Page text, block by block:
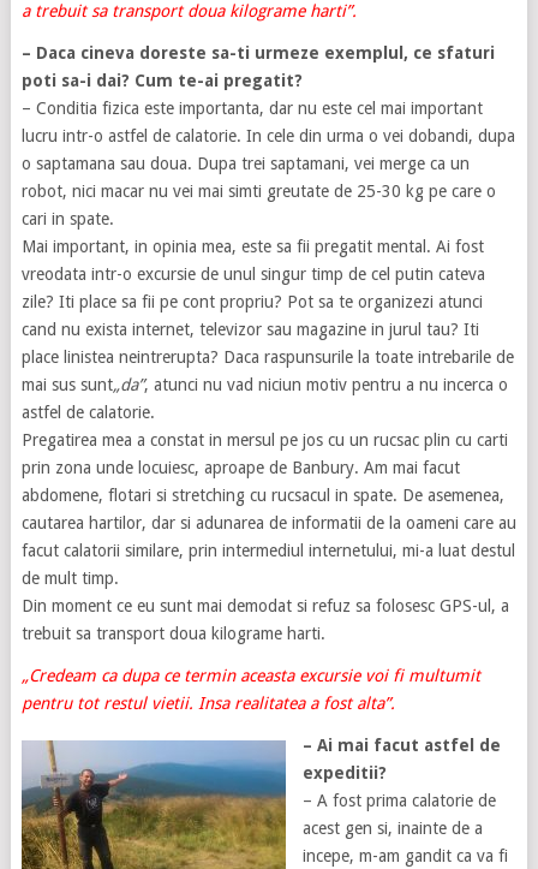
a trebuit sa transport doua kilograme harti”.
– Daca cineva doreste sa-ti urmeze exemplul, ce sfaturi
poti sa-i dai? Cum te-ai pregatit?
– Conditia fizica este importanta, dar nu este cel mai important
lucru intr-o astfel de calatorie. In cele din urma o vei dobandi, dupa
o saptamana sau doua. Dupa trei saptamani, vei merge ca un
robot, nici macar nu vei mai simti greutate de 25-30 kg pe care o
cari in spate.
Mai important, in opinia mea, este sa fii pregatit mental. Ai fost
vreodata intr-o excursie de unul singur timp de cel putin cateva
zile? Iti place sa fii pe cont propriu? Pot sa te organizezi atunci
cand nu exista internet, televizor sau magazine in jurul tau? Iti
place linistea neintrerupta? Daca raspunsurile la toate intrebarile de
mai sus sunt„da”, atunci nu vad niciun motiv pentru a nu incerca o
astfel de calatorie.
Pregatirea mea a constat in mersul pe jos cu un rucsac plin cu carti
prin zona unde locuiesc, aproape de Banbury. Am mai facut
abdomene, flotari si stretching cu rucsacul in spate. De asemenea,
cautarea hartilor, dar si adunarea de informatii de la oameni care au
facut calatorii similare, prin intermediul internetului, mi-a luat destul
de mult timp.
Din moment ce eu sunt mai demodat si refuz sa folosesc GPS-ul, a
trebuit sa transport doua kilograme harti.
„Credeam ca dupa ce termin aceasta excursie voi fi multumit
pentru tot restul vietii. Insa realitatea a fost alta”.
– Ai mai facut astfel de
expeditii?
– A fost prima calatorie de
acest gen si, inainte de a
incepe, m-am gandit ca va fi